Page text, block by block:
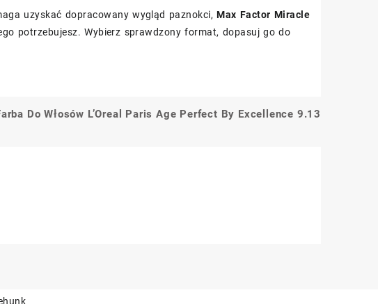
uzyskać dopracowany wygląd paznokci,Max Factor Miracle
potrzebujesz. Wybierz sprawdzony format, dopasuj go do
Do Włosów L’Oreal Paris Age Perfect By Excellence 9.13